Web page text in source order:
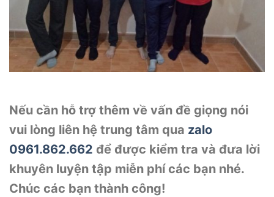
Nếu cần hỗ trợ thêm về vấn đề giọng nói
vui lòng liên hệ trung tâm qua zalo
0961.862.662 để được kiểm tra và đưa lời
khuyên luyện tập miễn phí các bạn nhé.
Chúc các bạn thành công!